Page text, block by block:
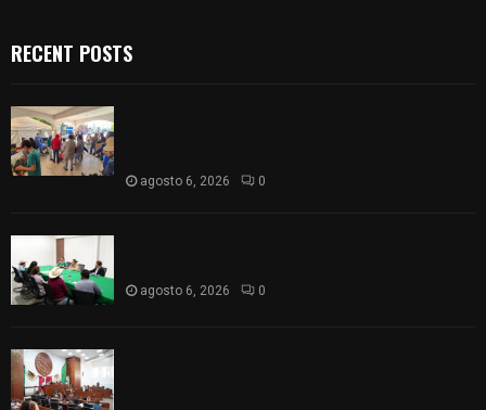
RECENT POSTS
agosto 6, 2026 0
agosto 6, 2026 0